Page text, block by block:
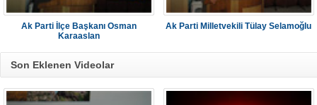
Ak Parti İlçe Başkanı Osman
Karaaslan
Ak Parti Milletvekili Tülay Selamoğlu
Son Eklenen Videolar